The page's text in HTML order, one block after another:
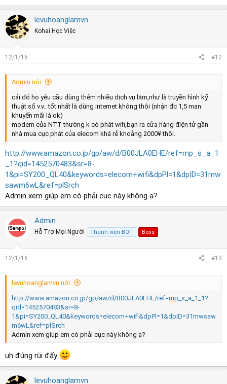
levuhoanglamvn
Kohai Học Việc
12/1/16 #12
Admin nói:
cái đó họ yêu cầu dùng thêm nhiều dịch vụ lắm,như là truyền hình kỹ
thuật số v.v.. tốt nhất là dùng internet không thôi (nhận đc 1,5 man
khuyến mãi là ok)
modem của NTT thường k có phát wifi,bạn ra cửa hàng điện tử gần
nhà mua cục phát của elecom khá rẻ khoảng 2000¥ thôi.
http://www.amazon.co.jp/gp/aw/d/B00JLA0EHE/ref=mp_s_a_1
_1?qid=1452570483&sr=8-
1&pi=SY200_QL40&keywords=elecom+wifi&dpPl=1&dpID=31mw
sawm6wL&ref=plSrch
Admin xem giúp em có phải cục này không ạ?
Admin
Hỗ Trợ Mọi Người Thành viên BQT Boss
12/1/16 #13
levuhoanglamvn nói:
http://www.amazon.co.jp/gp/aw/d/B00JLA0EHE/ref=mp_s_a_1_1?
qid=1452570483&sr=8-
1&pi=SY200_QL40&keywords=elecom+wifi&dpPl=1&dpID=31mwsaw
m6wL&ref=plSrch
Admin xem giúp em có phải cục này không ạ?
uh đúng rùi đấy
levuhoanglamvn